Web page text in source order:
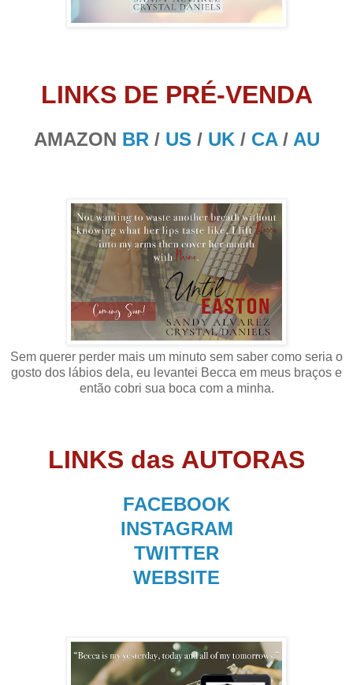
LINKS DE PRÉ-VENDA
AMAZON BR / US / UK/ CA/ AU
Sem querer perder mais um minuto sem saber como seria o
gosto dos lábios dela, eu levantei Becca em meus braços e
então cobri sua boca com a minha.
LINKS das AUTORAS
FACEBOOK
INSTAGRAM
TWITTER
WEBSITE